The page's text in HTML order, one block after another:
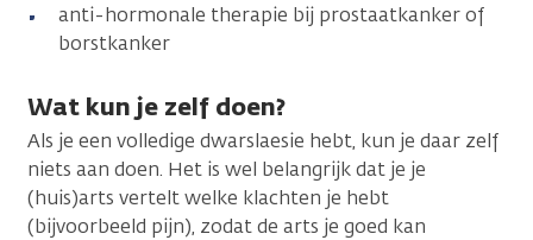
anti-hormonale therapie bij prostaatkanker of
borstkanker
Wat kun je zelf doen?
Als je een volledige dwarslaesie hebt, kun je daar zelf
niets aan doen. Het is wel belangrijk dat je je
(huis)arts vertelt welke klachten je hebt
(bijvoorbeeld pijn), zodat de arts je goed kan